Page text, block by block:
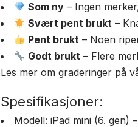
Som ny – Ingen
Svært pent brukt –
Pent brukt – Noen
Godt brukt – Flere
Les mer om graderinger på
Spesifikasjoner:
Modell: iPad mini (6. gen)